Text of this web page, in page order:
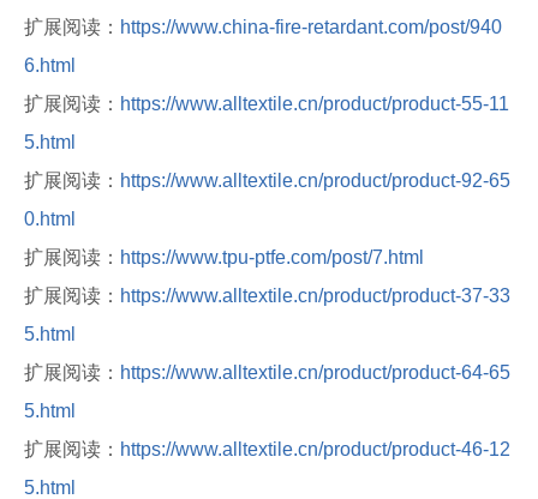
扩展阅读： https://www.china-fire-retardant.com/post/940
6.html
扩展阅读： https://www.alltextile.cn/product/product-55-11
5.html
扩展阅读： https://www.alltextile.cn/product/product-92-65
0.html
扩展阅读： https://www.tpu-ptfe.com/post/7.html
扩展阅读： https://www.alltextile.cn/product/product-37-33
5.html
扩展阅读： https://www.alltextile.cn/product/product-64-65
5.html
扩展阅读： https://www.alltextile.cn/product/product-46-12
5.html